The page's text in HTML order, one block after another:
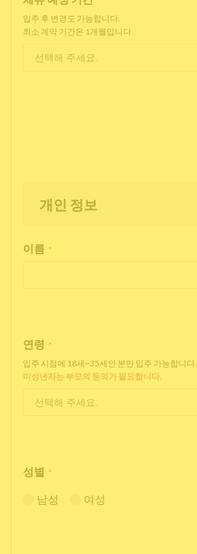
입주 후 변경도 가능합니다.
최소 계약 기간은 1개월입니다.
개인 정보
이름 *
연령 *
입주 시점에 18세~35세인 분만 입주 가능합니다.
미성년자는 부모의 동의가 필요합니다.
성별 *
남성 여성